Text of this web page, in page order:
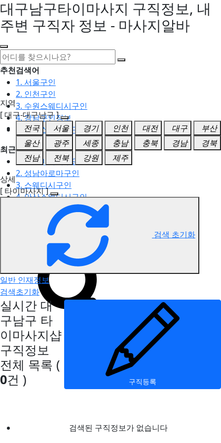
대구남구타이마사지 구직정보, 내
주변 구직자 정보 - 마사지알바
추천검색어
1. 서울구인
2. 인천구인
3. 수원스웨디시구인
4. 강남구인정보
5. 동탄스웨디시구인
최근검색어
1. 일산마사지구인
2. 성남아로마구인
3. 스웨디시구인
4. 안산스웨디시구인
5. 아로마구인
대구남구 타이마사지 구직정보
지역
[ 대구-대구남구 ]
전국
서울 경기 인천 대전 대구
부산
울산
광주 세종 충남 충북 경남
경북
전남
전북 강원
제주
상세
[ 타이마사지 ]
검색 초기화
일반 인재정보
검색초기화
실시간 대
구남구 타
이마사지샵
구직정보
전체 목록 (
0건 ) 구직등록
검색된 구직정보가 없습니다